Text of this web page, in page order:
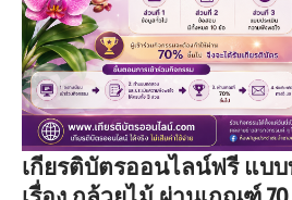
เกียรติบัตรออนไลน์ฟรี แบ